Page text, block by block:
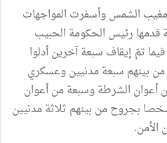
مغيب الشمس وأسفرت المواجهات
قدمها رئيس الحكومة الحبيب
على 36 إرهابيا فيما تمّ إيقاف سبعة آخرين أدلوا
بمعلومات جدّ هامّة، واستشهد 19 من بينهم سبعة مدنيين وعسكري
أعوان الشرطة وسبعة من أعوان
الوطني. وقد أصيب 17 شخصا بجروح من بينهم ثلاثة مدنيين